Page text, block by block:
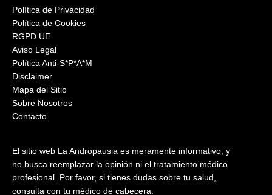
Política de Privacidad
Política de Cookies
RGPD UE
Aviso Legal
Política Anti-S*P*A*M
Disclaimer
Mapa del Sitio
Sobre Nosotros
Contacto
El sitio web La Andropausia es meramente informativo, y
no busca reemplazar la opinión ni el tratamiento médico
profesional. Por favor, si tienes dudas sobre tu salud,
consulta con tu médico de cabecera.